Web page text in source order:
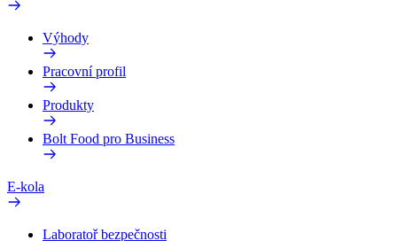
Výhody
Pracovní profil
Produkty
Bolt Food pro Business
E-kola
Laboratoř bezpečnosti